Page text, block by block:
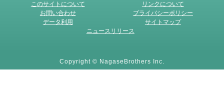
このサイトについて
リンクについて
お問い合わせ
プライバシーポリシー
データ利用
サイトマップ
ニュースリリース
Copyright © NagaseBrothers Inc.